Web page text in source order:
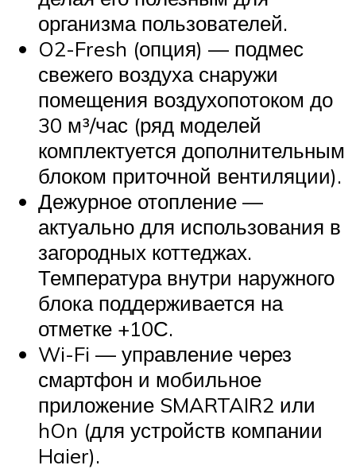
организма пользователей.
O2-Fresh (опция) — подмес
свежего воздуха снаружи
помещения воздухопотоком до
30 м³/час (ряд моделей
комплектуется дополнительным
блоком приточной вентиляции).
Дежурное отопление —
актуально для использования в
загородных коттеджах.
Температура внутри наружного
блока поддерживается на
отметке +10С.
Wi-Fi — управление через
смартфон и мобильное
приложение SMARTAIR2 или
hOn (для устройств компании
Haier).